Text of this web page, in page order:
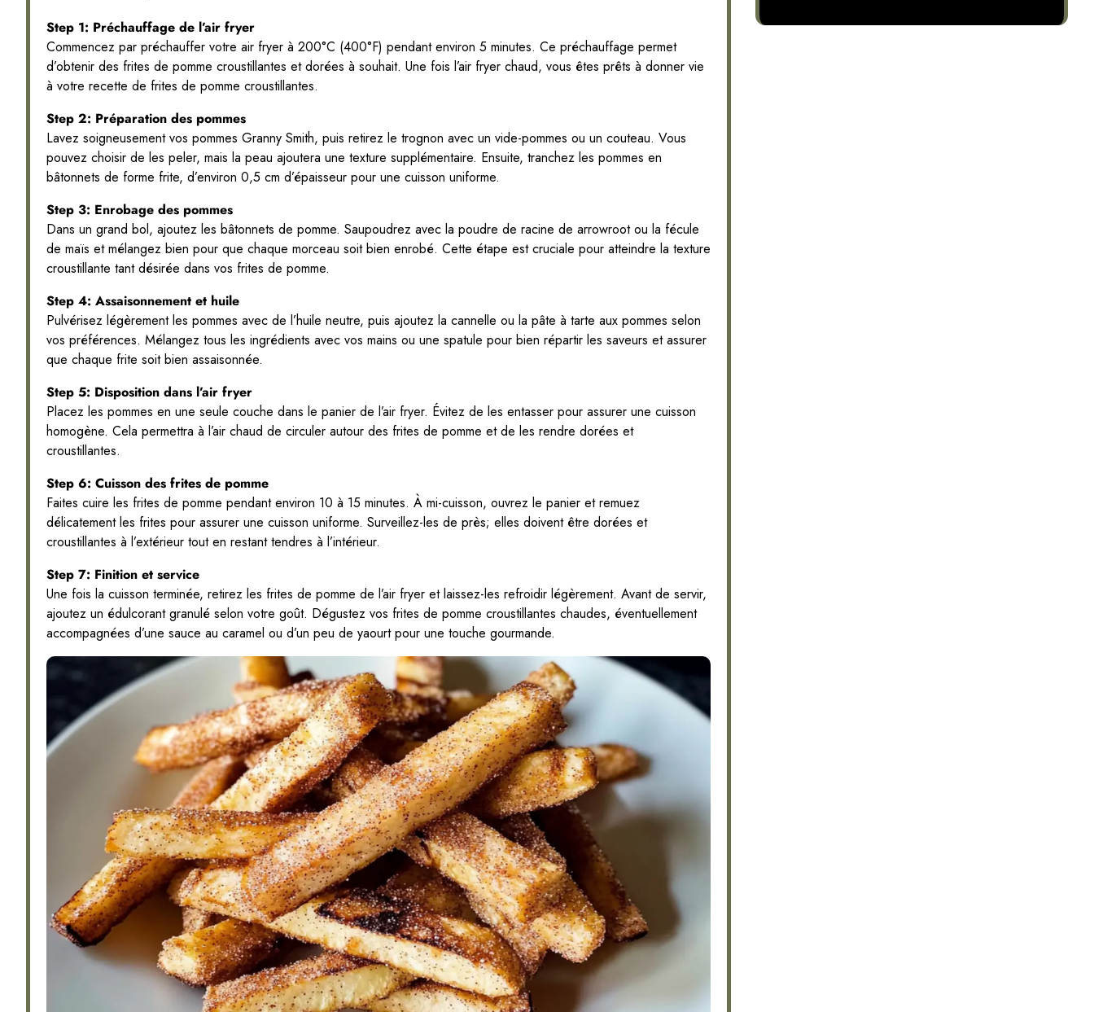
Step 1: Préchauffage de l’air fryer
Commencez par préchauffer votre air fryer à 200°C (400°F) pendant environ 5 minutes. Ce préchauffage permet
d’obtenir des frites de pomme croustillantes et dorées à souhait. Une fois l’air fryer chaud, vous êtes prêts à donner vie
à votre recette de frites de pomme croustillantes.
Step 2: Préparation des pommes
Lavez soigneusement vos pommes Granny Smith, puis retirez le trognon avec un vide-pommes ou un couteau. Vous
pouvez choisir de les peler, mais la peau ajoutera une texture supplémentaire. Ensuite, tranchez les pommes en
bâtonnets de forme frite, d’environ 0,5 cm d’épaisseur pour une cuisson uniforme.
Step 3: Enrobage des pommes
Dans un grand bol, ajoutez les bâtonnets de pomme. Saupoudrez avec la poudre de racine de arrowroot ou la fécule
de maïs et mélangez bien pour que chaque morceau soit bien enrobé. Cette étape est cruciale pour atteindre la texture
croustillante tant désirée dans vos frites de pomme.
Step 4: Assaisonnement et huile
Pulvérisez légèrement les pommes avec de l’huile neutre, puis ajoutez la cannelle ou la pâte à tarte aux pommes selon
vos préférences. Mélangez tous les ingrédients avec vos mains ou une spatule pour bien répartir les saveurs et assurer
que chaque frite soit bien assaisonnée.
Step 5: Disposition dans l’air fryer
Placez les pommes en une seule couche dans le panier de l’air fryer. Évitez de les entasser pour assurer une cuisson
homogène. Cela permettra à l’air chaud de circuler autour des frites de pomme et de les rendre dorées et
croustillantes.
Step 6: Cuisson des frites de pomme
Faites cuire les frites de pomme pendant environ 10 à 15 minutes. À mi-cuisson, ouvrez le panier et remuez
délicatement les frites pour assurer une cuisson uniforme. Surveillez-les de près; elles doivent être dorées et
croustillantes à l’extérieur tout en restant tendres à l’intérieur.
Step 7: Finition et service
Une fois la cuisson terminée, retirez les frites de pomme de l’air fryer et laissez-les refroidir légèrement. Avant de servir,
ajoutez un édulcorant granulé selon votre goût. Dégustez vos frites de pomme croustillantes chaudes, éventuellement
accompagnées d’une sauce au caramel ou d’un peu de yaourt pour une touche gourmande.